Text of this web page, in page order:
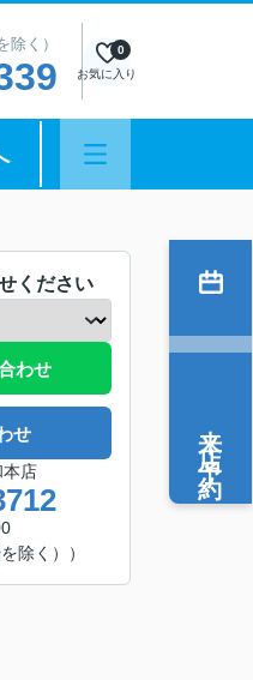
く）
お気に入り
0
ください
わせ
せ
本店
除く））
来店予約